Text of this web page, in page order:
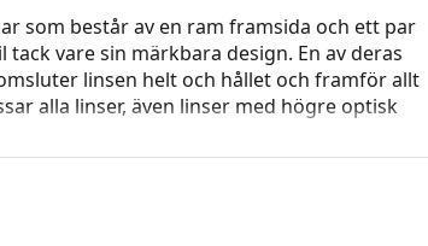
som består av en ram framsida och ett par
vare sin märkbara design. En av deras
linsen helt och hållet och framför allt
alla linser, även linser med högre optisk
positionen och passformen på dina
bör alltid utföras av en erfaren optiker